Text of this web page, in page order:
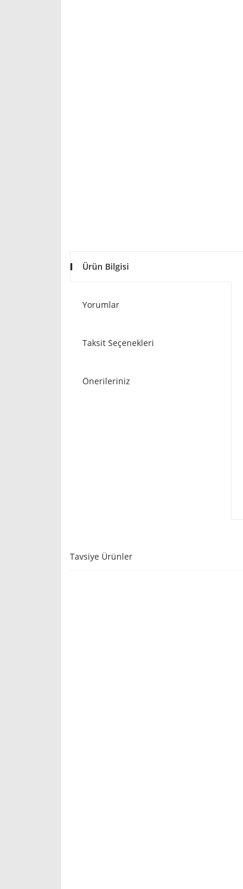
Ürün Bilgisi
Yorumlar
Taksit Seçenekleri
Önerileriniz
Tavsiye Ürünler